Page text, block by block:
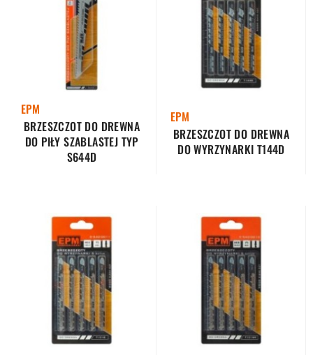
EPM
BRZESZCZOT DO DREWNA
DO PIŁY SZABLASTEJ TYP
S644D
EPM
BRZESZCZOT DO DREWNA
DO WYRZYNARKI T144D